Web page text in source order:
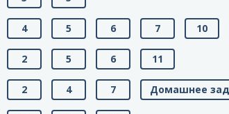
4 5 6 7 10
2 5 6 11
2 4 7 Домашнее